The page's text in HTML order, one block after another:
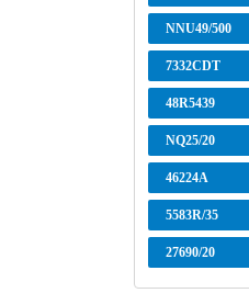
NNU49/500
7332CDT
48R5439
NQ25/20
46224A
5583R/35
27690/20